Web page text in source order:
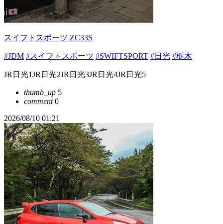
スイフトスポーツ ZC33S
#JDM #スイフトスポーツ #SWIFTSPORT #日光 #栃木
JR日光1JR日光2JR日光3JR日光4JR日光5
thumb_up 5
comment0
2026/08/10 01:21